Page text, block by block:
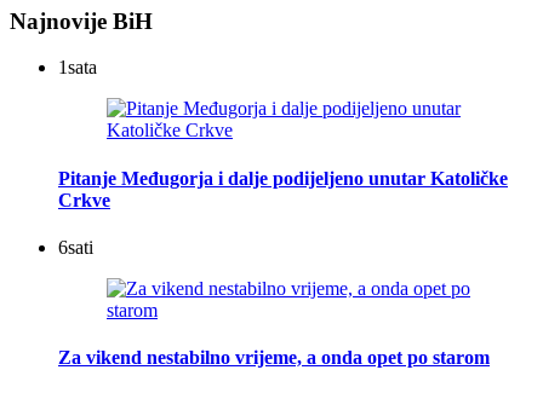
Najnovije BiH
1sata
Pitanje Međugorja i dalje podijeljeno unutar Katoličke
Crkve
6sati
Za vikend nestabilno vrijeme, a onda opet po starom